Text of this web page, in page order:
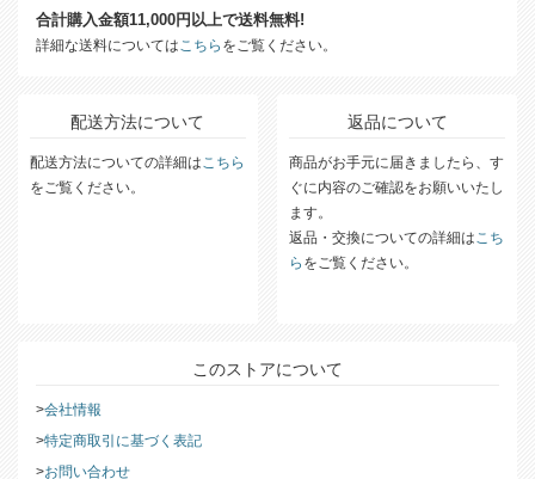
送料について
配送方法について 返品について
商品がお手元に届きましたら、す
ぐに内容のご確認をお願いいたし
ます。